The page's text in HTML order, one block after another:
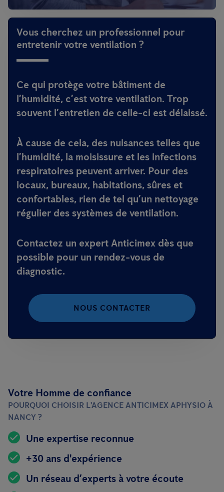
Vous cherchez un professionnel pour
entretenir votre ventilation ?
Ce qui protège votre bâtiment de
l’humidité, c’est votre ventilation. Trop
souvent l’entretien de celle-ci est délaissé.
À cause de cela, des nuisances telles que
l’humidité, la moisissure et les infections
respiratoires peuvent arriver. Pour des
locaux, bureaux, habitations, sûres et
confortables, rien de tel qu’un nettoyage
régulier des systèmes de ventilation.
Contactez un expert Anticimex dès que
possible pour un rendez-vous de
diagnostic.
NOUS CONTACTER
Votre Homme de confiance
POURQUOI CHOISIR L'AGENCE ANTICIMEX APHYSIO À
NANCY ?
Une expertise reconnue
+30 ans d'expérience
Un réseau d’experts à votre écoute